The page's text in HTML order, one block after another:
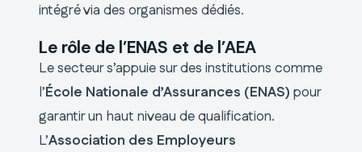
intégré via des organismes dédiés.
Le rôle de l’ENAS et de l’AEA
Le secteur s’appuie sur des institutions comme
l’École Nationale d’Assurances (ENAS) pour
garantir un haut niveau de qualification.
L’Association des Employeurs